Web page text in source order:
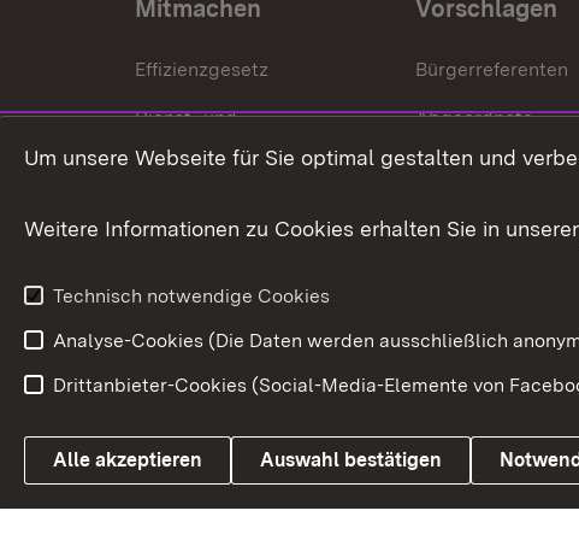
Mitmachen
Effizienzgesetz
Dienst- und
Versorgungsbezüge
Weitere
Vorschlagen
Bürgerreferenten
Abgeordnete
Link zum Landesportal
Um unsere Webseite für Sie optimal gestalten und
Weitere Informationen zu Cookies erhalten Sie in unserer
Technisch notwendige Cookies
Analyse-Cookies (Die Daten werden ausschließlich
Drittanbieter-Cookies (Social-Media-Elemente von
Alle akzeptieren Auswahl bestätigen